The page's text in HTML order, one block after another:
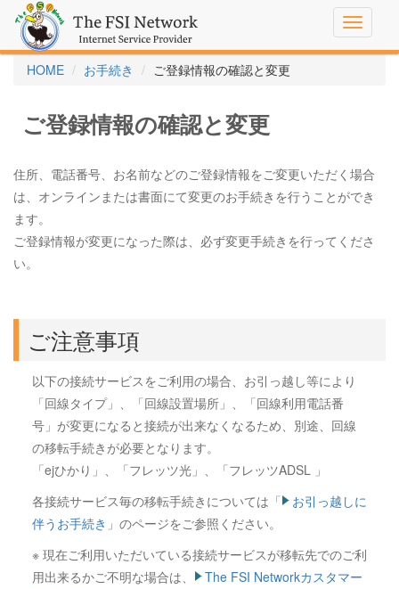
Toggle
HOME
お手続き ご登録情報の確認と変更
ご登録情報の確認と変更
住所、電話番号、お名前などのご登録情報をご変更いただく場合
は、オンラインまたは書面にて変更のお手続きを行うことができ
ます。
ご登録情報が変更になった際は、必ず変更手続きを行ってくださ
い。
ご注意事項
以下の接続サービスをご利用の場合、お引っ越し等により
「回線タイプ」、「回線設置場所」、「回線利用電話番
号」が変更になると接続が出来なくなるため、別途、回線
の移転手続きが必要となります。
「ejひかり」、「フレッツ光」、「フレッツADSL 」
各接続サービス毎の移転手続きについては「
お引っ越しに
伴うお手続き 」のページをご参照ください。
※ 現在ご利用いただいている接続サービスが移転先でのご利
用出来るかご不明な場合は、
The FSI Networkカスタマー